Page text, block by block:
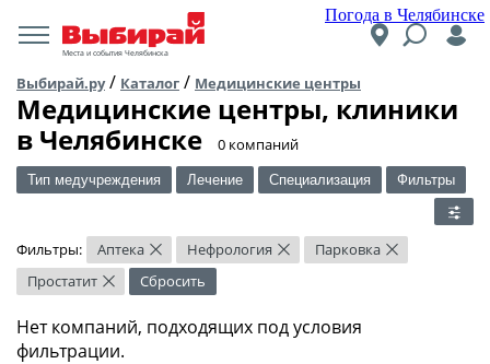
Погода в Челябинске
Места и события Челябинска
Выбирай.ру/ Каталог / Медицинские центры
Медицинские центры, клиники
в Челябинске
​0 компаний
Тип медучреждения Лечение Специализация Фильтры
Фильтры: Аптека × Нефрология × Парковка ×
Простатит × Сбросить
Нет компаний, подходящих под условия
фильтрации.